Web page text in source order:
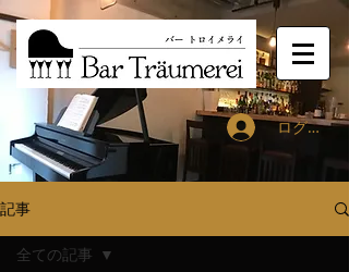
ログイン
記事
全ての記事